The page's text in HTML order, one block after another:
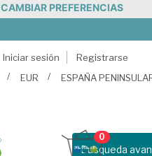
CAMBIAR PREFERENCIAS
Iniciar sesión
Registrarse
EUR ESPAÑA
Busqueda
0